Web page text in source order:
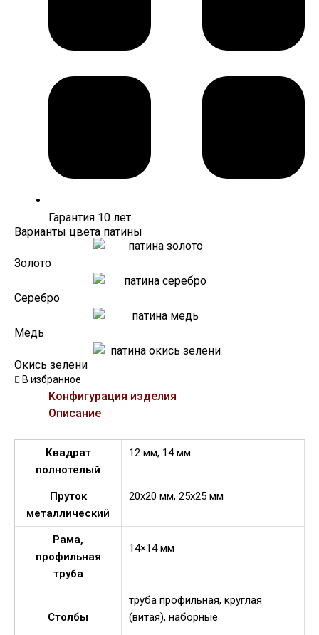
Гарантия 10 лет
Варианты цвета патины
Золото
Серебро
Медь
Окись зелени
В избранное
Конфигурация изделия
Описание
Квадрат
полнотелый
12 мм, 14 мм
Пруток
металлический
20х20 мм, 25х25 мм
Рама,
профильная
труба
14×14 мм
Столбы
труба профильная, круглая
(витая), наборные